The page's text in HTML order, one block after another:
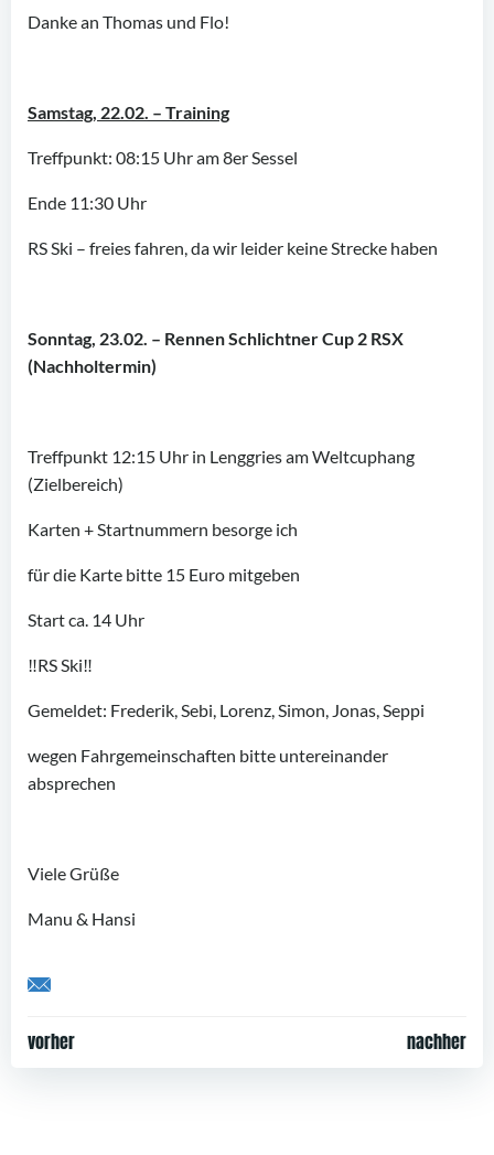
Danke an Thomas und Flo!
Samstag, 22.02. – Training
Treffpunkt: 08:15 Uhr am 8er Sessel
Ende 11:30 Uhr
RS Ski – freies fahren, da wir leider keine Strecke haben
Sonntag, 23.02. – Rennen Schlichtner Cup 2 RSX
(Nachholtermin)
Treffpunkt 12:15 Uhr in Lenggries am Weltcuphang
(Zielbereich)
Karten + Startnummern besorge ich
für die Karte bitte 15 Euro mitgeben
Start ca. 14 Uhr
‼️RS Ski‼️
Gemeldet: Frederik, Sebi, Lorenz, Simon, Jonas, Seppi
wegen Fahrgemeinschaften bitte untereinander
absprechen
Viele Grüße
Manu & Hansi
Share by Email
Post
vorher
Post
nachher